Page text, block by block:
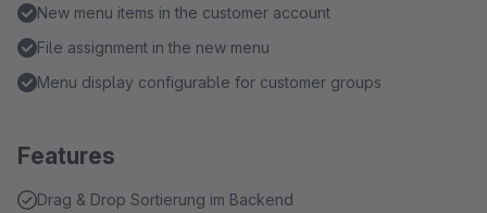
New menu items in the customer account
File assignment in the new menu
Menu display configurable for customer groups
Features
Drag & Drop Sortierung im Backend